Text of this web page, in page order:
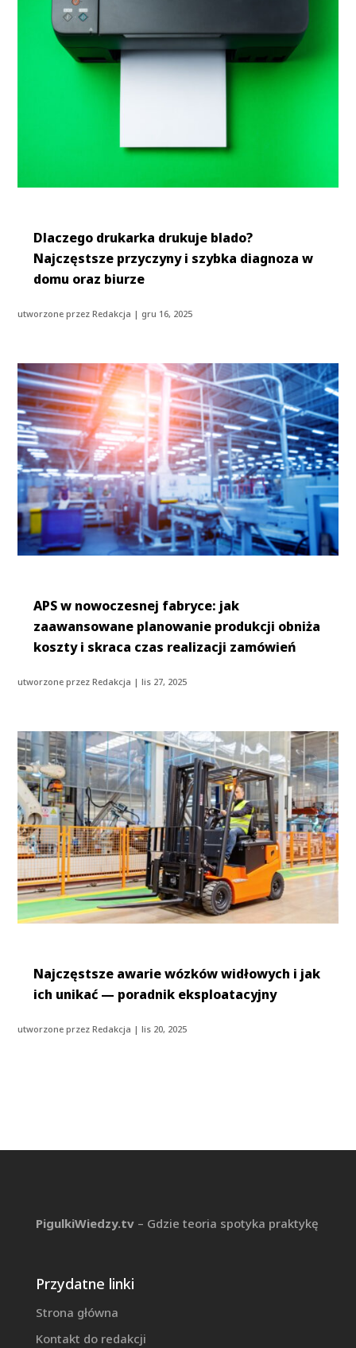
Dlaczego drukarka drukuje blado?
Najczęstsze przyczyny i szybka diagnoza w
domu oraz biurze
utworzone przezRedakcja | gru 16, 2025
APS w nowoczesnej fabryce: jak
zaawansowane planowanie produkcji obniża
koszty i skraca czas realizacji zamówień
utworzone przezRedakcja |lis 27, 2025
Najczęstsze awarie wózków widłowych i jak
ich unikać — poradnik eksploatacyjny
utworzone przezRedakcja |lis 20, 2025
PigulkiWiedzy.tv– Gdzie teoria spotyka praktykę
Przydatne linki
Strona główna
Kontakt do redakcji